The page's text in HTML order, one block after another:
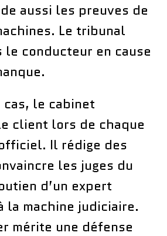
aussi les preuves de
Le tribunal
le conducteur en cause
cas, le cabinet
client lors de chaque
Il rédige des
les juges du
d’un expert
la machine judiciaire.
mérite une défense